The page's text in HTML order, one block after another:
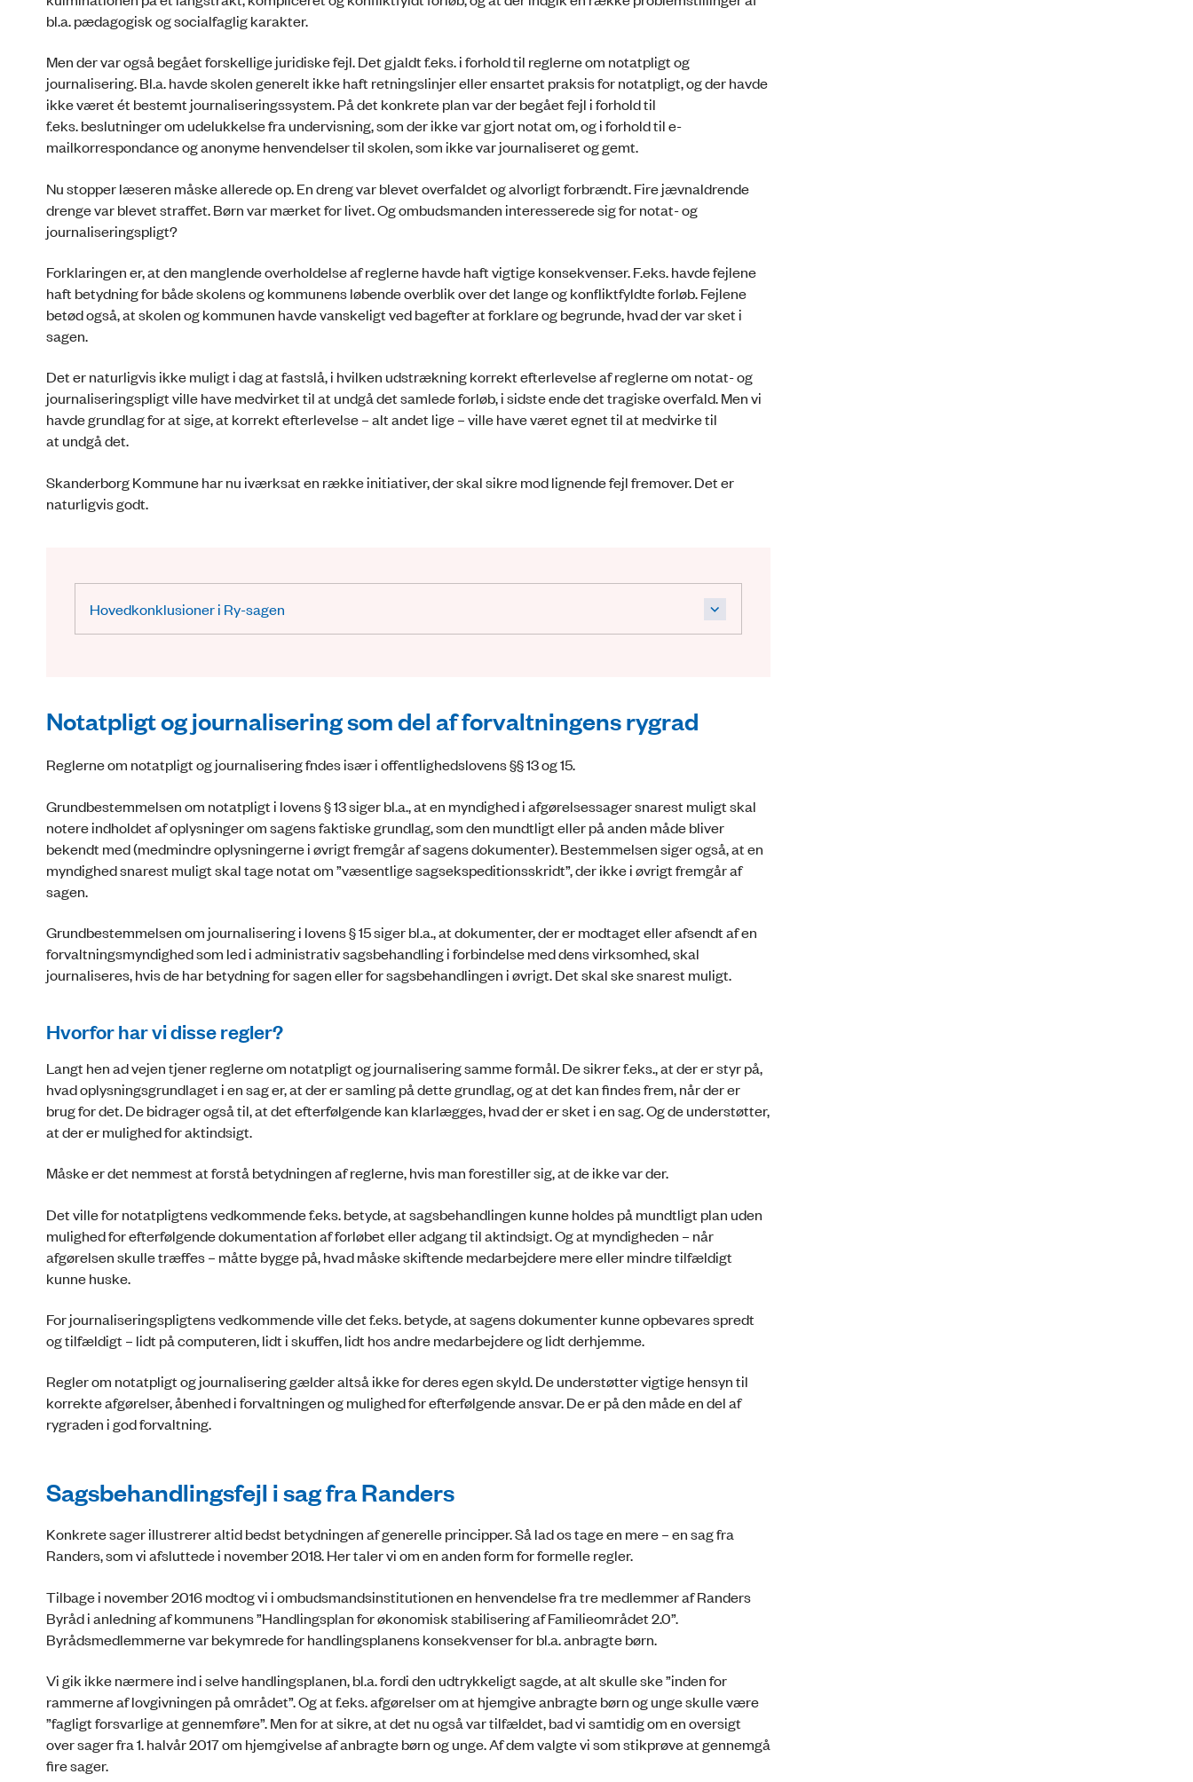
bl.a. pædagogisk og socialfaglig karakter.
Men der var også begået forskellige juridiske fejl. Det gjaldt f.eks. i forhold til reglerne om notatpligt og
journalisering. Bl.a. havde skolen generelt ikke haft retningslinjer eller ensartet praksis for notatpligt, og der havde
ikke været ét bestemt journaliseringssystem. På det konkrete plan var der begået fejl i forhold til
f.eks. beslutninger om udelukkelse fra undervisning, som der ikke var gjort notat om, og i forhold til e-
mailkorrespondance og anonyme henvendelser til skolen, som ikke var journaliseret og gemt.
Nu stopper læseren måske allerede op. En dreng var blevet overfaldet og alvorligt forbrændt. Fire jævnaldrende
drenge var blevet straffet. Børn var mærket for livet. Og ombudsmanden interesserede sig for notat- og
journaliseringspligt?
Forklaringen er, at den manglende overholdelse af reglerne havde haft vigtige konsekvenser. F.eks. havde fejlene
haft betydning for både skolens og kommunens løbende overblik over det lange og konfliktfyldte forløb. Fejlene
betød også, at skolen og kommunen havde vanskeligt ved bagefter at forklare og begrunde, hvad der var sket i
sagen.
Det er naturligvis ikke muligt i dag at fastslå, i hvilken udstrækning korrekt efterlevelse af reglerne om notat- og
journaliseringspligt ville have medvirket til at undgå det samlede forløb, i sidste ende det tragiske overfald. Men vi
havde grundlag for at sige, at korrekt efterlevelse – alt andet lige – ville have været egnet til at medvirke til
at undgå det.
Skanderborg Kommune har nu iværksat en række initiativer, der skal sikre mod lignende fejl fremover. Det er
naturligvis godt.
Hovedkonklusioner i Ry-sagen
Notatpligt og journalisering som del af forvaltningens rygrad
Reglerne om notatpligt og journalisering fndes især i offentlighedslovens §§ 13 og 15.
Grundbestemmelsen om notatpligt i lovens § 13 siger bl.a., at en myndighed i afgørelsessager snarest muligt skal
notere indholdet af oplysninger om sagens faktiske grundlag, som den mundtligt eller på anden måde bliver
bekendt med (medmindre oplysningerne i øvrigt fremgår af sagens dokumenter). Bestemmelsen siger også, at en
myndighed snarest muligt skal tage notat om ”væsentlige sagsekspeditionsskridt”, der ikke i øvrigt fremgår af
sagen.
Grundbestemmelsen om journalisering i lovens § 15 siger bl.a., at dokumenter, der er modtaget eller afsendt af en
forvaltningsmyndighed som led i administrativ sagsbehandling i forbindelse med dens virksomhed, skal
journaliseres, hvis de har betydning for sagen eller for sagsbehandlingen i øvrigt. Det skal ske snarest muligt.
Hvorfor har vi disse regler?
Langt hen ad vejen tjener reglerne om notatpligt og journalisering samme formål. De sikrer f.eks., at der er styr på,
hvad oplysningsgrundlaget i en sag er, at der er samling på dette grundlag, og at det kan findes frem, når der er
brug for det. De bidrager også til, at det efterfølgende kan klarlægges, hvad der er sket i en sag. Og de understøtter,
at der er mulighed for aktindsigt.
Måske er det nemmest at forstå betydningen af reglerne, hvis man forestiller sig, at de ikke var der.
Det ville for notatpligtens vedkommende f.eks. betyde, at sagsbehandlingen kunne holdes på mundtligt plan uden
mulighed for efterfølgende dokumentation af forløbet eller adgang til aktindsigt. Og at myndigheden – når
afgørelsen skulle træffes – måtte bygge på, hvad måske skiftende medarbejdere mere eller mindre tilfældigt
kunne huske.
For journaliseringspligtens vedkommende ville det f.eks. betyde, at sagens dokumenter kunne opbevares spredt
og tilfældigt – lidt på computeren, lidt i skuffen, lidt hos andre medarbejdere og lidt derhjemme.
Regler om notatpligt og journalisering gælder altså ikke for deres egen skyld. De understøtter vigtige hensyn til
korrekte afgørelser, åbenhed i forvaltningen og mulighed for efterfølgende ansvar. De er på den måde en del af
rygraden i god forvaltning.
Sagsbehandlingsfejl i sag fra Randers
Konkrete sager illustrerer altid bedst betydningen af generelle principper. Så lad os tage en mere – en sag fra
Randers, som vi afsluttede i november 2018. Her taler vi om en anden form for formelle regler.
Tilbage i november 2016 modtog vi i ombudsmandsinstitutionen en henvendelse fra tre medlemmer af Randers
Byråd i anledning af kommunens ”Handlingsplan for økonomisk stabilisering af Familieområdet 2.0”.
Byrådsmedlemmerne var bekymrede for handlingsplanens konsekvenser for bl.a. anbragte børn.
Vi gik ikke nærmere ind i selve handlingsplanen, bl.a. fordi den udtrykkeligt sagde, at alt skulle ske ”inden for
rammerne af lovgivningen på området”. Og at f.eks. afgørelser om at hjemgive anbragte børn og unge skulle være
”fagligt forsvarlige at gennemføre”. Men for at sikre, at det nu også var tilfældet, bad vi samtidig om en oversigt
over sager fra 1. halvår 2017 om hjemgivelse af anbragte børn og unge. Af dem valgte vi som stikprøve at gennemgå
fire sager.